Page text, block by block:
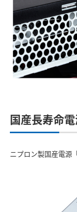
国産長寿命
ニプロン製国産電源